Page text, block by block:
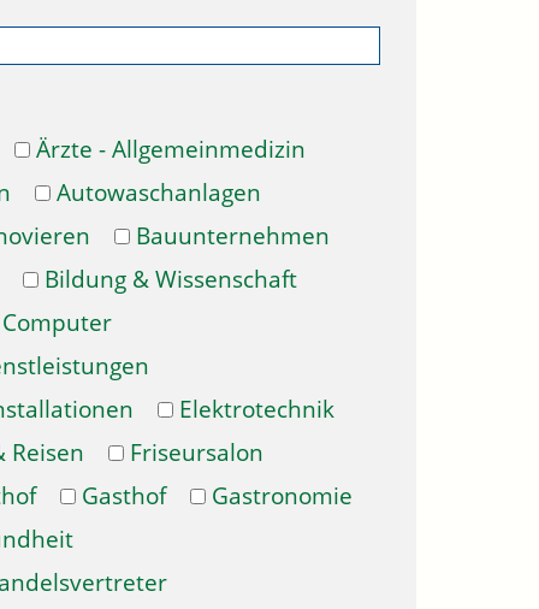
Ärzte - Allgemeinmedizin
Autowaschanlagen
Bauunternehmen
Bildung & Wissenschaft
Computer
Elektrotechnik
Reisen
Friseursalon
Gasthof
Gastronomie